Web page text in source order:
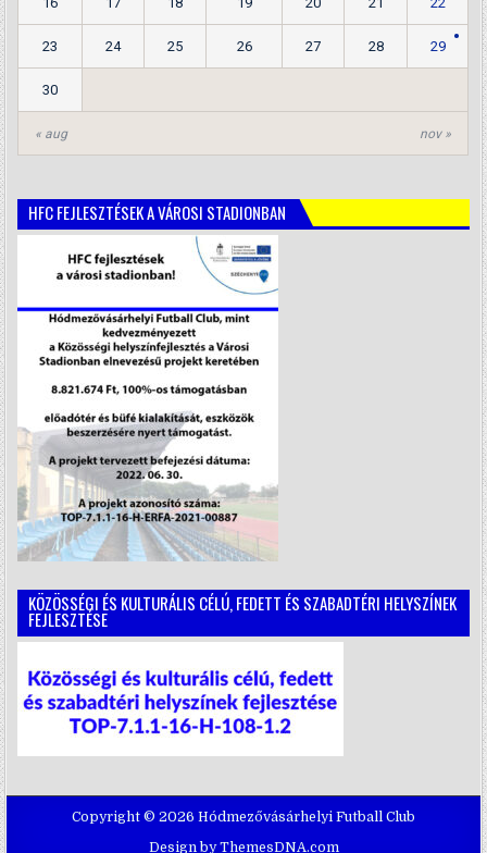
« aug nov »
23 24 25 26 27 28 29
30
HFC FEJLESZTÉSEK A VÁROSI STADIONBAN
KÖZÖSSÉGI ÉS KULTURÁLIS CÉLÚ, FEDETT ÉS SZABADTÉRI HELYSZÍNEK
FEJLESZTÉSE
Copyright © 2026 Hódmezővásárhelyi Futball Club
Design by ThemesDNA.com